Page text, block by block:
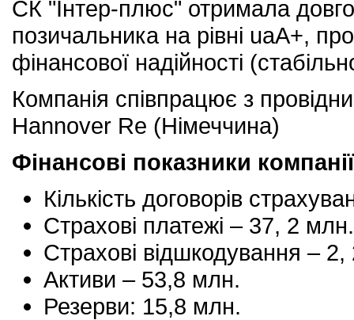
СК "Iнтер-плюс" отримала
позичальника на рівні uaA+,
фінансової надійності
Компанія співпрацює з
Hannover Re (Німеччина)
Фінансові показники
Кількість договорів
Страхові платежі – 37, 2
Страхові відшкодування –
Активи – 53,8 млн.
Резерви: 15,8 млн.